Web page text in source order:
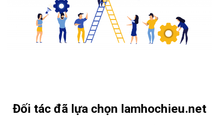
Đối tác đã lựa chọn lamhochieu.net